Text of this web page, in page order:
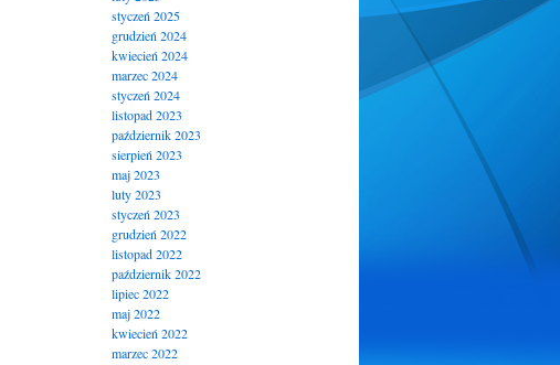
styczeń 2025
grudzień 2024
kwiecień 2024
marzec 2024
styczeń 2024
listopad 2023
październik 2023
sierpień 2023
maj 2023
luty 2023
styczeń 2023
grudzień 2022
listopad 2022
październik 2022
lipiec 2022
maj 2022
kwiecień 2022
marzec 2022